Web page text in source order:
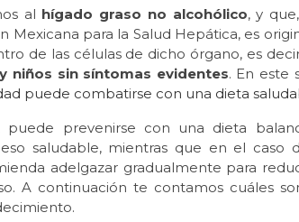
al hígado graso no alcohólico, y
Mexicana para la Salud Hepática, es
de las células de dicho órgano, es
niños sin síntomas evidentes. En este
puede combatirse con una dieta
puede prevenirse con una dieta
saludable, mientras que en el caso
adelgazar gradualmente para
A continuación te contamos cuáles